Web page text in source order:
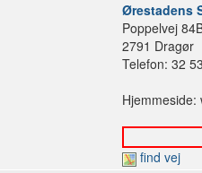
Ørestadens
Poppelvej
2791 Dragør
Telefon: 32
Hjemmeside:
find vej